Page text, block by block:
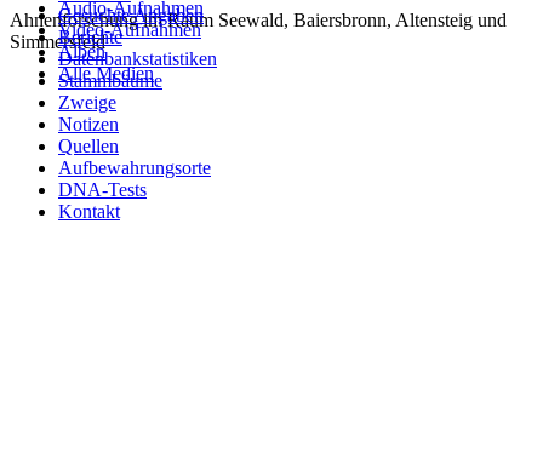
Ahnenforschung im Raum Seewald, Baiersbronn, Altensteig und
Simmersfeld
Audio-Aufnahmen
Video-Aufnahmen
Alben
Alle Medien
Gesuchte Angaben
Berichte
Datenbankstatistiken
Stammbäume
Zweige
Notizen
Quellen
Aufbewahrungsorte
DNA-Tests
Kontakt